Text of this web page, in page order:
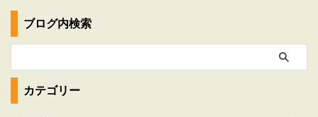
ブログ内検索
カテゴリー